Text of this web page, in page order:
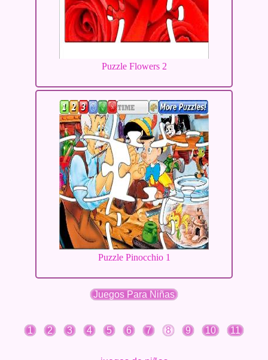
Puzzle Flowers 2
Puzzle Pinocchio 1
Juegos Para Niñas
1 2 3 4 5 6 7 8 9 10 11